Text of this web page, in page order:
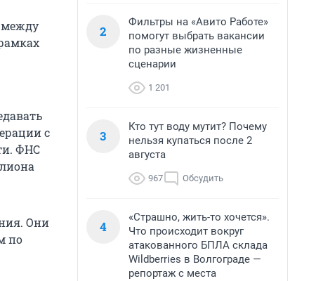
между
с
ФНС
Они
по
2
Фильтры на «Авито Работе»
помогут выбрать вакансии
по разные жизненные
сценарии
1 201
3
Кто тут воду мутит? Почему
нельзя купаться после 2
августа
967 Обсудить
4
«Страшно, жить-то хочется».
Что происходит вокруг
атакованного БПЛА склада
Wildberries в Волгограде —
репортаж с места